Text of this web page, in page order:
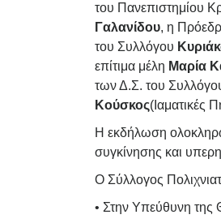
του Πανεπιστημίου
Γαλανίδου, η
του Συλλόγου
επίτιμα μέλη Μαρία
των Δ.Σ. του
Κούσκος(Ιαματικές
Η εκδήλωση
συγκίνησης και
Ο Σύλλογος
• Στην Υπεύθυνη της